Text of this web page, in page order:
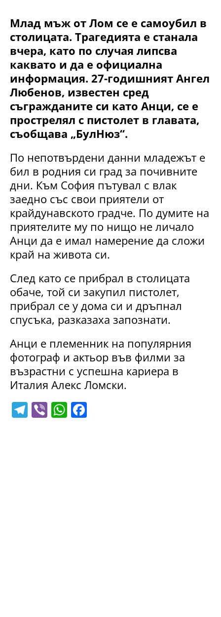
Млад мъж от Лом се е самоубил в
столицата. Трагедията е станала
вчера, като по случая липсва
каквато и да е официална
информация. 27-годишният Ангел
Любенов, известен сред
съгражданите си като Анци, се е
прострелял с пистолет в главата,
съобщава „БулНюз“.
По непотвърдени данни младежът е
бил в родния си град за почивните
дни. Към София пътувал с влак
заедно със свои приятели от
крайдунавското градче. По думите на
приятелите му по нищо не личало
Анци да е имал намерение да сложи
край на живота си.
След като се прибрал в столицата
обаче, той си закупил пистолет,
прибрал се у дома си и дръпнал
спусъка, разказаха запознати.
Анци е племенник на популярния
фотограф и актьор във филми за
възрастни с успешна кариера в
Италия Алекс Ломски.
T Vi W